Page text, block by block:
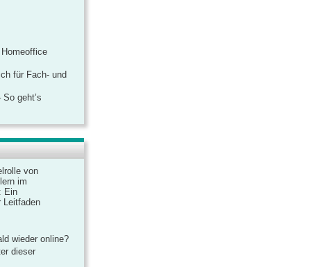
für Fach- und
geht’s
von
im
Ein
Leitfaden
wieder online?
dieser